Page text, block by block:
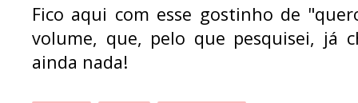
Fico aqui com esse gostinho de
volume, que, pelo que pesquisei, já
ainda nada!